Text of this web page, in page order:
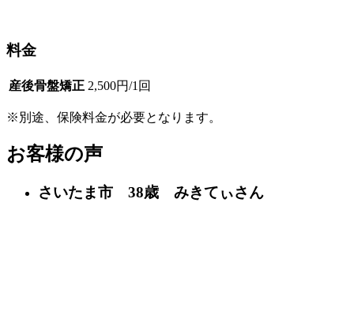
料金
産後骨盤矯正 2,500円/1回
※別途、保険料金が必要となります。
お客様の声
さいたま市 38歳 みきてぃさん